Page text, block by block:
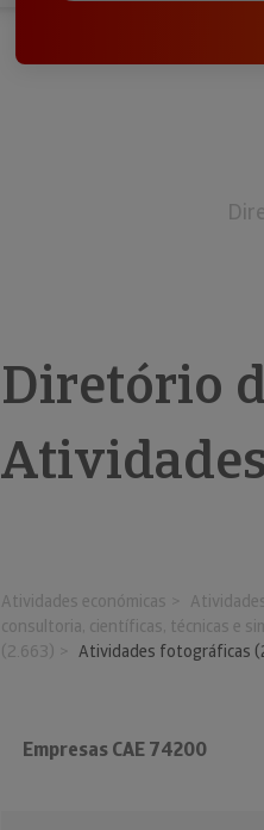
Diretório
Atividades económicas
consultoria, científicas, técnicas e
(2.663)
Atividades fotográficas
Empresas CAE 74200